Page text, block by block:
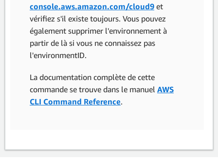
console.aws.amazon.com/cloud9 et
vérifiez s'il existe toujours. Vous pouvez
également supprimer l'environnement à
partir de là si vous ne connaissez pas
l'environmentID.
La documentation complète de cette
commande se trouve dans le manuel AWS
CLI Command Reference.